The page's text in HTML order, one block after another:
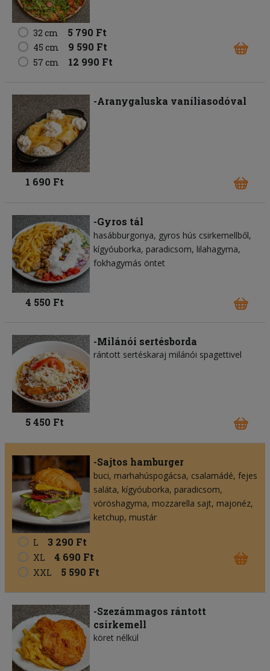
32 cm 5 790 Ft
45 cm 9 590 Ft
57 cm 12 990 Ft
-Aranygaluska vaníliasodóval
1 690 Ft
-Gyros tál
hasábburgonya gyros hús csirkemellből
kígyóuborka paradicsom lilahagyma
fokhagymás öntet
4 550 Ft
-Milánói sertésborda
rántott sertéskaraj milánói spagettivel
5 450 Ft
-Sajtos hamburger
buci marhahúspogácsa csalamádé fejes
saláta kígyóuborka paradicsom
vöröshagyma mozzarella sajt majonéz
ketchup mustár
L 3 290 Ft
XL 4 690 Ft
XXL 5 590 Ft
-Szezámmagos rántott
csirkemell
köret nélkül